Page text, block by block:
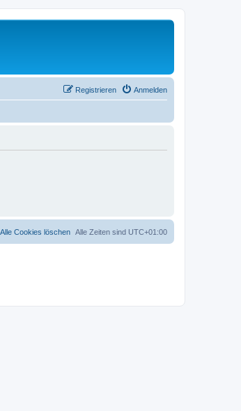
Anmelden
Registrieren
Alle Zeiten sind UTC+01:00
Alle Cookies löschen